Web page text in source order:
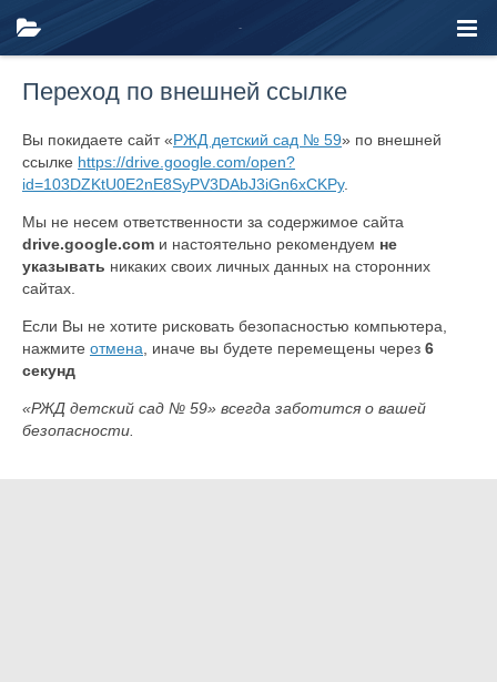
Переход по внешней ссылке
Вы покидаете сайт «РЖД детский сад № 59» по внешней
ссылке https://drive.google.com/open?
id=103DZKtU0E2nE8SyPV3DAbJ3iGn6xCKPy.
Мы не несем ответственности за содержимое сайта
drive.google.com и настоятельно рекомендуем не
указывать никаких своих личных данных на сторонних
сайтах.
Если Вы не хотите рисковать безопасностью компьютера,
нажмите отмена , иначе вы будете перемещены через 6
секунд
«РЖД детский сад № 59» всегда заботится о вашей
безопасности.